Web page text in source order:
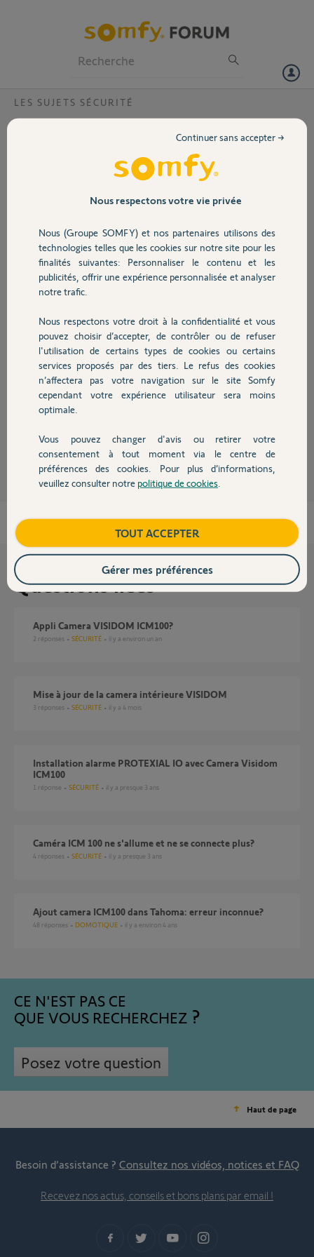
Volet
Sécurité
Domotique
Chauffage
Autres produits
Devis avec un pro
Contact
LES SUJETS SÉCURITÉ
Rotation camera ICM100
Bonjour,j'ai configurer sans probleme ma camera en wifi.Elle
fonctionne elle detecte bien (alerte) mais impossible de lui faire faire
un 360°.D'ailleurs la rotation n'a pas eu lieu au demarrage.Je la fait
bouger sur l'ecran tactile vers le haut et le bas mais pas moyen de lui
faire faire la rotation.Qu'elle soluce .merci
Gerard
il y a environ 9 ans
Participer au fil de discussion
Réponses
Bonjour
a l'allumage, la caméra ne fait pas forcément de mouvement. Par contre
vous devriez pouvoir la faire tourner.
Anonyme il y a environ 9 ans
Questions liées
Appli Camera VISIDOM ICM100?
2 réponses SÉCURITÉ il y a environ un an
mise à jour de la camera intérieure VISIDOM
3 réponses SÉCURITÉ il y a 4 mois
Installation alarme PROTEXIAL IO avec Camera Visidom
ICM100
1 réponse SÉCURITÉ il y a presque 3 ans
Caméra ICM 100 ne s'allume et ne se connecte plus?
4 réponses SÉCURITÉ il y a presque 3 ans
Ajout camera ICM100 dans Tahoma: erreur inconnue?
48 réponses DOMOTIQUE il y a environ 4 ans
CE N'EST PAS CE
QUE VOUS RECHERCHEZ
Posez votre question
Haut de page
Besoin d’assistance ? Consultez nos vidéos, notices et FAQ
Recevez nos actus, conseils et bons plans par email !
Nous respectons votre vie privée
Nous (Groupe SOMFY) et nos partenaires utilisons des
technologies telles que les cookies sur notre site pour les
finalités suivantes: Personnaliser le contenu et les
publicités, offrir une expérience personnalisée et analyser
notre trafic.
Nous respectons votre droit à la confidentialité et vous
pouvez choisir d’accepter, de contrôler ou de refuser
l'utilisation de certains types de cookies ou certains
services proposés par des tiers. Le refus des cookies
n’affectera pas votre navigation sur le site Somfy
cependant votre expérience utilisateur sera moins
optimale.
Vous pouvez changer d'avis ou retirer votre
consentement à tout moment via le centre de
préférences des cookies. Pour plus d’informations,
veuillez consulter notre politique de cookies
Continuer sans accepter →
TOUT ACCEPTER
Gérer mes préférences